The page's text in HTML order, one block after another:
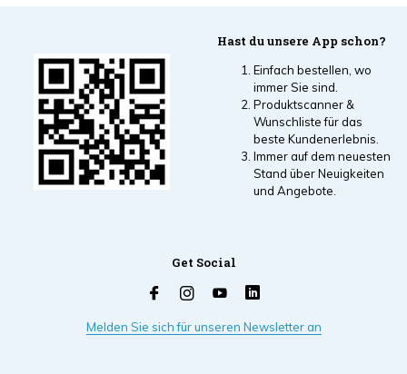
Hast du unsere App schon?
Einfach bestellen, wo
immer Sie sind.
Produktscanner &
Wunschliste für das
beste Kundenerlebnis.
Immer auf dem neuesten
Stand über Neuigkeiten
und Angebote.
Get Social
Melden Sie sich für unseren Newsletter an